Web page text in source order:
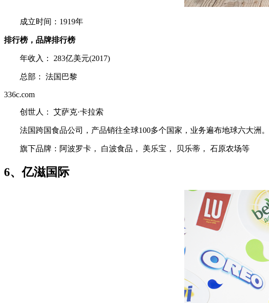
成立时间：1919年
排行榜，品牌排行榜
年收入： 283亿美元(2017)
总部： 法国巴黎
336c.com
创世人： 艾萨克·卡拉索
法国跨国食品公司，产品销往全球100多个国家，业务遍布地球六大洲。
旗下品牌：阿波罗卡， 白波食品， 美乐宝， 贝乐蒂， 石原农场等
6、亿滋国际